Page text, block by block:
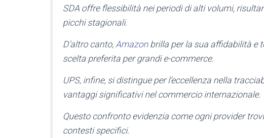
SDA offre flessibilità nei periodi di alti volumi,
picchi stagionali.
D’altro canto, Amazonbrilla per la sua affidabilità e
scelta preferita per grandi e-commerce.
UPS, infine, si distingue per l’eccellenza nella
vantaggi significativi nel commercio internazionale.
Questo confronto evidenzia come ogni provider
contesti specifici.